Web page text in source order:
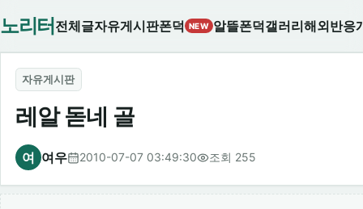
노리터 전체글자유게시판폰덕 NEW 알뜰폰덕갤러리해외반응
자유게시판
레알 돋네 골
여 여우 2010-07-07 03:49:30 조회 255